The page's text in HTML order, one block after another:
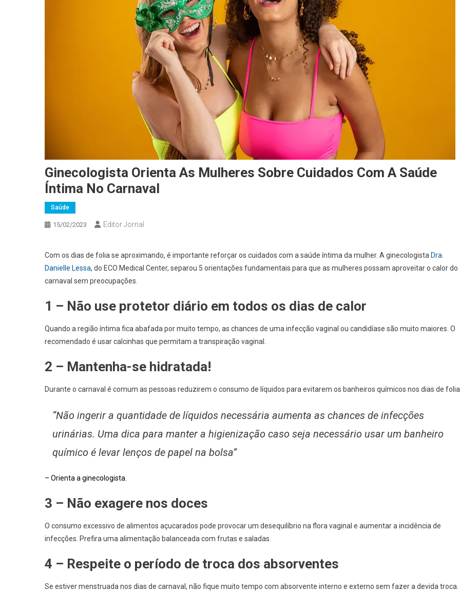
Ginecologista Orienta As Mulheres Sobre Cuidados Com A Saúde
Íntima No Carnaval
Saúde
15/02/2023 Editor Jornal
Com os dias de folia se aproximando, é importante reforçar os cuidados com a saúde íntima da mulher. A ginecologista Dra.
Danielle Lessa, do ECO Medical Center, separou 5 orientações fundamentais para que as mulheres possam aproveitar o calor do
carnaval sem preocupações.
1 – Não use protetor diário em todos os dias de calor
Quando a região íntima fica abafada por muito tempo, as chances de uma infecção vaginal ou candidíase são muito maiores. O
recomendado é usar calcinhas que permitam a transpiração vaginal.
2 – Mantenha-se hidratada!
Durante o carnaval é comum as pessoas reduzirem o consumo de líquidos para evitarem os banheiros químicos nos dias de
“Não ingerir a quantidade de líquidos necessária aumenta as chances de infecções
urinárias. Uma dica para manter a higienização caso seja necessário usar um banheiro
químico é levar lenços de papel na bolsa”
– Orienta a ginecologista.
3 – Não exagere nos doces
O consumo excessivo de alimentos açucarados pode provocar um desequilíbrio na flora vaginal e aumentar a incidência de
infecções. Prefira uma alimentação balanceada com frutas e saladas.
4 – Respeite o período de troca dos absorventes
Se estiver menstruada nos dias de carnaval, não fique muito tempo com absorvente interno e externo sem fazer a devida troca.